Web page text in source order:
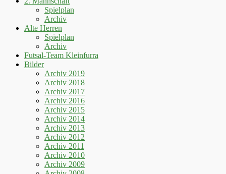
Spielplan
Archiv
Alte Herren
Spielplan
Archiv
Futsal-Team Kleinfurra
Bilder
Archiv 2019
Archiv 2018
Archiv 2017
Archiv 2016
Archiv 2015
Archiv 2014
Archiv 2013
Archiv 2012
Archiv 2011
Archiv 2010
Archiv 2009